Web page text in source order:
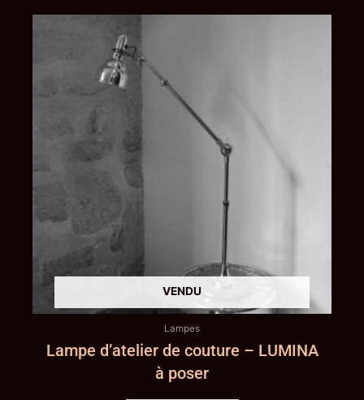
Lampes
Lampe d’atelier de couture – LUMINA
à poser